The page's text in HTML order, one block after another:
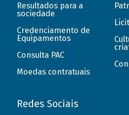
Resultados para a
sociedade
Credenciamento de
Equipamentos
Consulta PAC
Moedas contratuais
Redes Sociais